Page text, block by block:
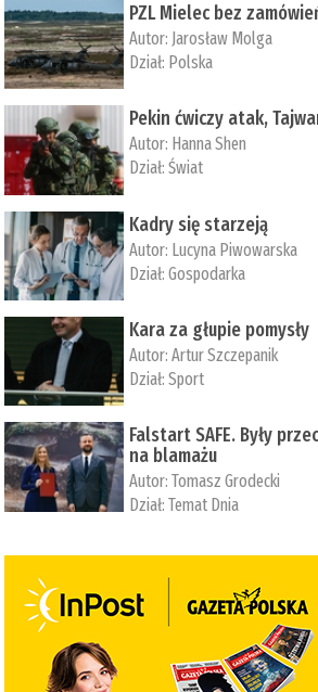
PZL Mielec bez
Autor: Jarosław Molga
Dział: Polska
Pekin ćwiczy atak,
Autor: ­Hanna Shen
Dział:Świat
Kadry się starzeją
Autor: Lucyna Piwowarska
Dział:Gospodarka
Kara za głupie pomysły
Autor:Artur Szczepanik
Dział:Sport
Falstart SAFE. Były
na blamażu
Autor:Tomasz Grodecki
Dział:Temat Dnia